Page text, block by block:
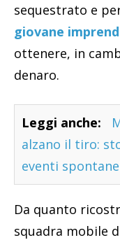
sequestrato e
giovane
ottenere, in
denaro.
Leggi anche:
alzano il tiro:
eventi
Da quanto
squadra mobile